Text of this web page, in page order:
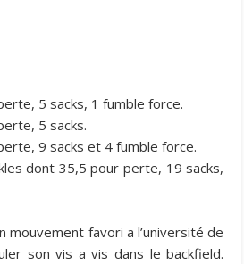
5 sacks, 1 fumble force.
5 sacks.
9 sacks et 4 fumble force.
dont 35,5 pour perte, 19 sacks,
mouvement favori a l’université de
son vis a vis dans le backfield.